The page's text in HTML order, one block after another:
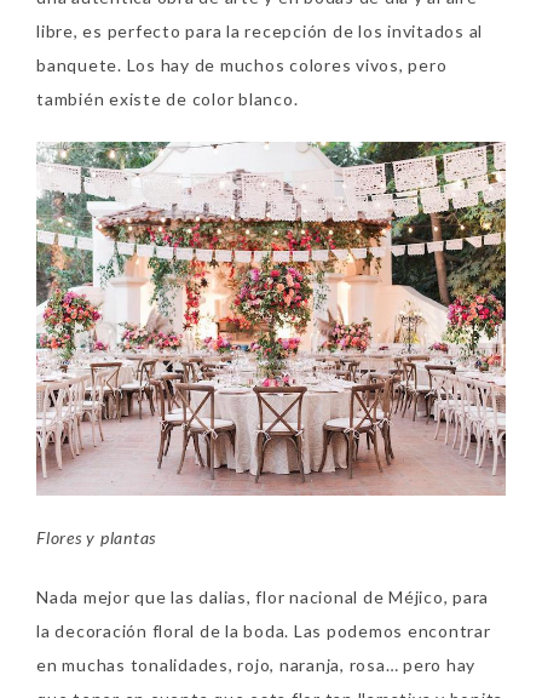
libre, es perfecto para la recepción de los invitados al
banquete. Los hay de muchos colores vivos, pero
también existe de color blanco.
Flores y plantas
Nada mejor que las dalias, flor nacional de Méjico, para
la decoración floral de la boda. Las podemos encontrar
en muchas tonalidades, rojo, naranja, rosa… pero hay